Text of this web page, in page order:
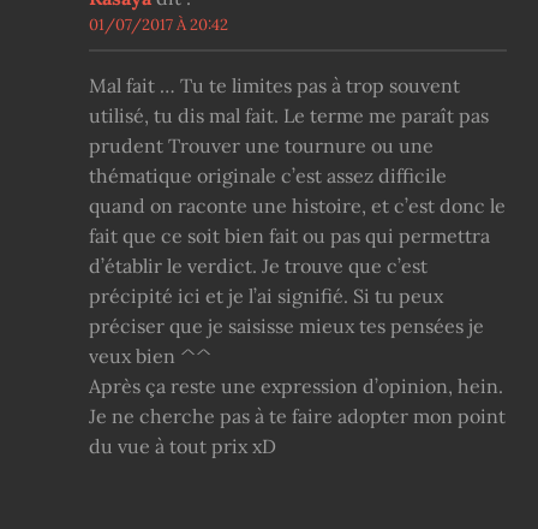
01/07/2017 À 20:42
Mal fait … Tu te limites pas à trop souvent
utilisé, tu dis mal fait. Le terme me paraît pas
prudent Trouver une tournure ou une
thématique originale c’est assez difficile
quand on raconte une histoire, et c’est donc le
fait que ce soit bien fait ou pas qui permettra
d’établir le verdict. Je trouve que c’est
précipité ici et je l’ai signifié. Si tu peux
préciser que je saisisse mieux tes pensées je
veux bien ^^
Après ça reste une expression d’opinion, hein.
Je ne cherche pas à te faire adopter mon point
du vue à tout prix xD